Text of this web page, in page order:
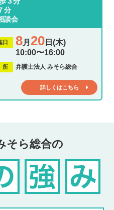
分
談会
日 8月 20日(木)
10:00〜16:00
弁護士法人 みそら総合
詳しくはこちら
そら総合の